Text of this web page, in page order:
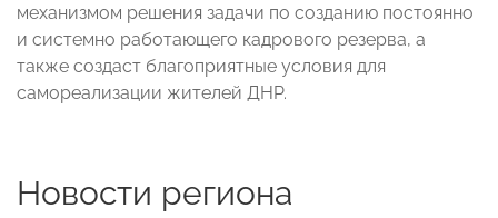
механизмом решения задачи по созданию постоянно
и системно работающего кадрового резерва, а
также создаст благоприятные условия для
самореализации жителей ДНР.
Новости региона